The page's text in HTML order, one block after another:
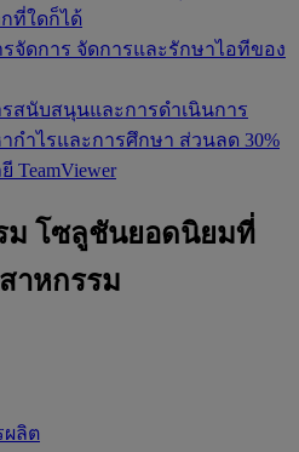
ที่ใดก็ได้
จัดการ จัดการและรักษาไอทีของ
สนับสนุนและการดำเนินการ
กำไรและการศึกษา ส่วนลด 30%
TeamViewer
ม โซลูชันยอดนิยมที่
าหกรรม
ผลิต